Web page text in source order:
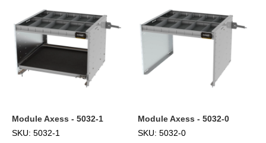
Module Axess - 5032-1
SKU: 5032-1
Module Axess - 5032-0
SKU: 5032-0